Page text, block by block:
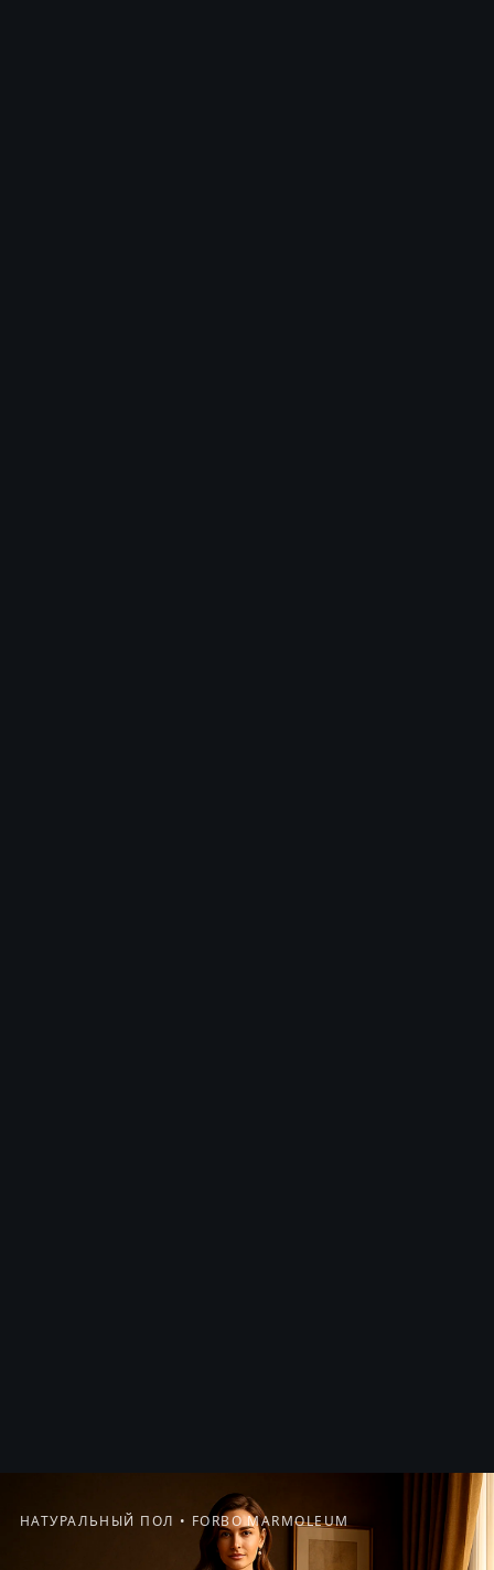
НАТУРАЛЬНЫЙ ПОЛ • FORBO MARMOLEUM